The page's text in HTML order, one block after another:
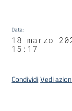
Data:
18 marzo
15:17
CondividiVedi